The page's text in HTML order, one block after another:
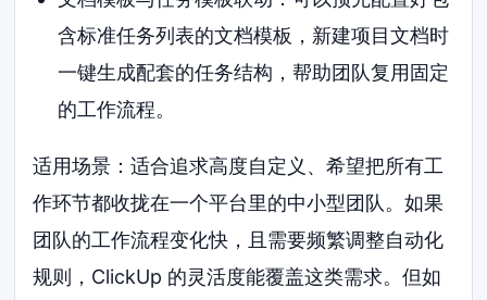
含标准任务列表的文档模板，新建项目文档时
一键生成配套的任务结构，帮助团队复用固定
的工作流程。
适用场景：适合追求高度自定义、希望把所有工
作环节都收拢在一个平台里的中小型团队。如果
团队的工作流程变化快，且需要频繁调整自动化
规则，ClickUp 的灵活度能覆盖这类需求。但如